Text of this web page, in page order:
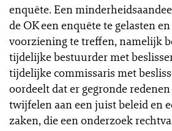
enquête. Een
de OK een enquête te gelasten
voorziening te treffen, namelijk
tijdelijke bestuurder met
tijdelijke commissaris met
oordeelt dat er gegronde
twijfelen aan een juist beleid en
zaken, die een onderzoek